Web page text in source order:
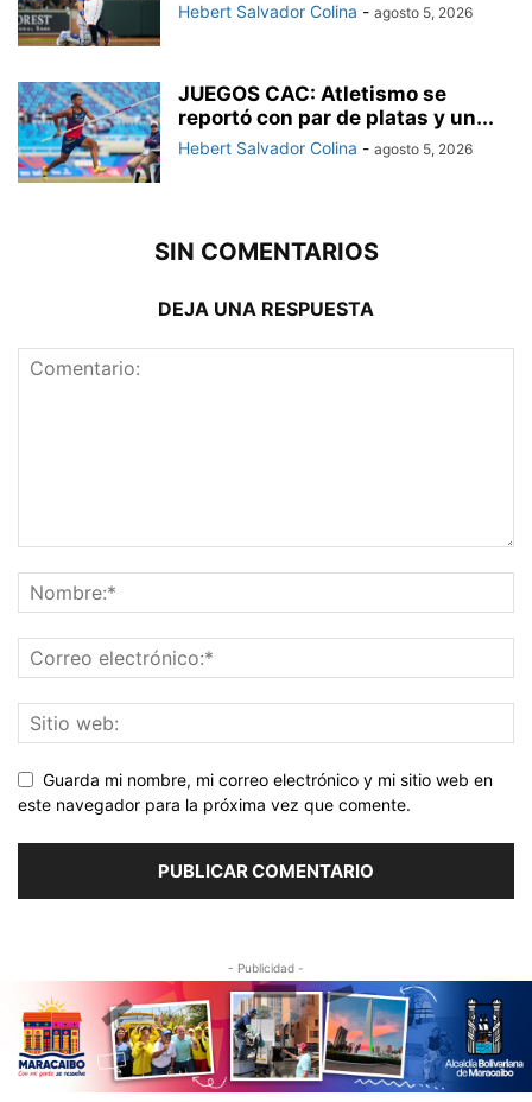
Hebert Salvador Colina - agosto 5, 2026
JUEGOS CAC: Atletismo se
reportó con par de platas y un...
Hebert Salvador Colina - agosto 5, 2026
SIN COMENTARIOS
DEJA UNA RESPUESTA
Guarda mi nombre, mi correo electrónico y mi sitio web en
este navegador para la próxima vez que comente.
- Publicidad -